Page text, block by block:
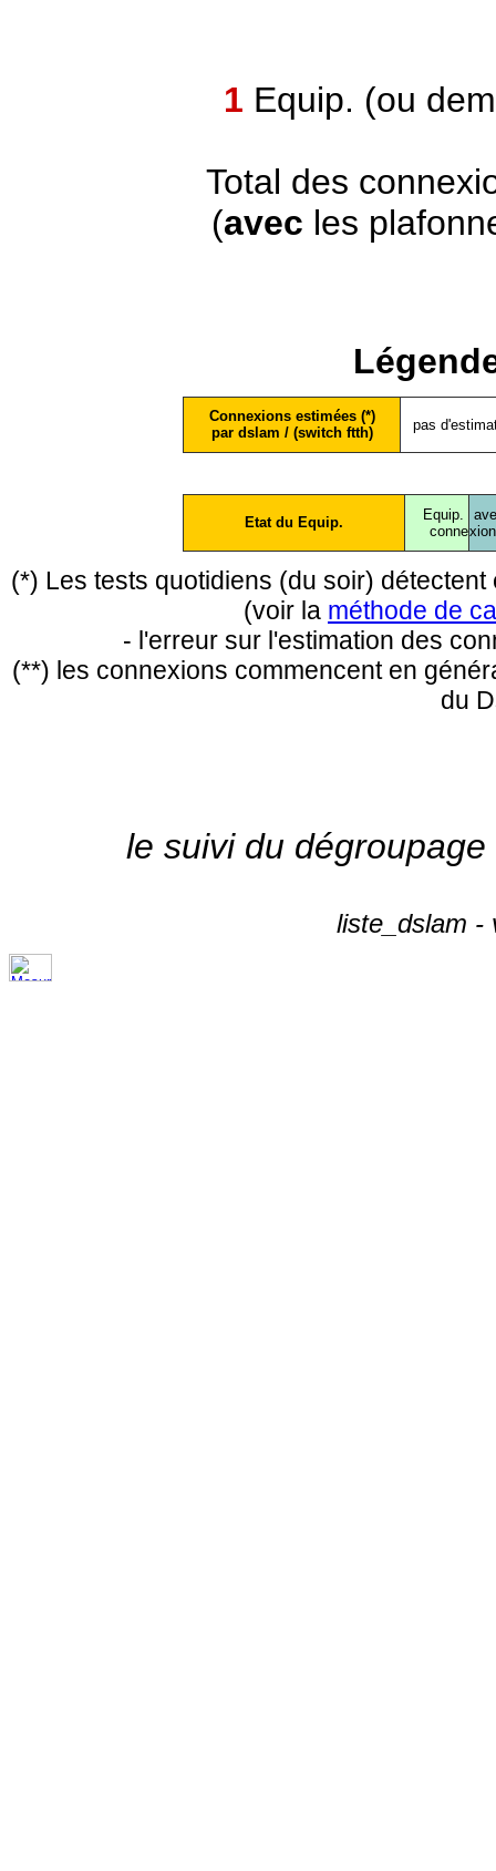
1 Equip. (ou
Total des
(avec les
Connexions estimées (*)
par dslam / (switch ftth)
pas
Etat du Equip.
Equip.
conne
(*) Les tests quotidiens (du soir)
(voir la méthode de
- l'erreur sur l'estimation des
(**) les connexions commencent en
du
le suivi du
liste_dslam -